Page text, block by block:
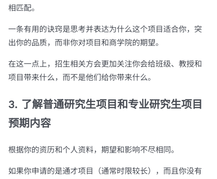
相匹配。
一条有用的诀窍是思考并表达为什么这个项目适合你，突
出你的品质，而非你对项目和商学院的期望。
在这一点上，招生相关方会更加关注你会给班级、教授和
项目带来什么，而不是他们给你带来什么。
3. 了解普通研究生项目和专业研究生项目
预期内容
根据你的资历和个人资料，期望和影响不尽相同。
如果你申请的是通才项目（通常时限较长），而且你没有